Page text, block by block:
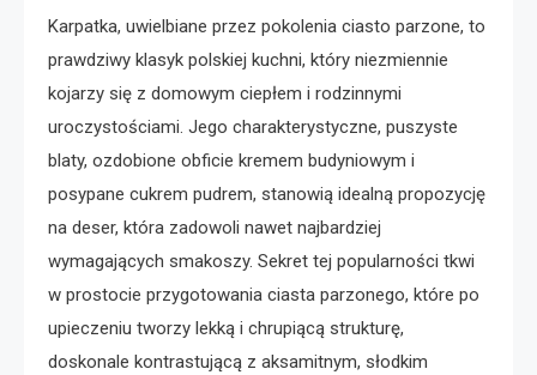
Karpatka, uwielbiane przez pokolenia ciasto parzone, to
prawdziwy klasyk polskiej kuchni, który niezmiennie
kojarzy się z domowym ciepłem i rodzinnymi
uroczystościami. Jego charakterystyczne, puszyste
blaty, ozdobione obficie kremem budyniowym i
posypane cukrem pudrem, stanowią idealną propozycję
na deser, która zadowoli nawet najbardziej
wymagających smakoszy. Sekret tej popularności tkwi
w prostocie przygotowania ciasta parzonego, które po
upieczeniu tworzy lekką i chrupiącą strukturę,
doskonale kontrastującą z aksamitnym, słodkim